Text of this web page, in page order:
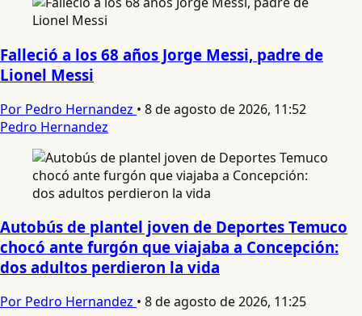
Falleció a los 68 años Jorge Messi, padre de
Lionel Messi
Por Pedro Hernandez • 8 de agosto de 2026, 11:52
Pedro Hernandez
Autobús de plantel joven de Deportes Temuco
chocó ante furgón que viajaba a Concepción:
dos adultos perdieron la vida
Por Pedro Hernandez • 8 de agosto de 2026, 11:25